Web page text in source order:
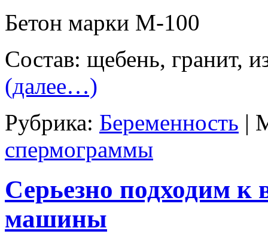
Бетон марки М-100
Состав: щебень, гранит,
(далее…)
Рубрика: Беременность |
спермограммы
Серьезно подходим к
машины